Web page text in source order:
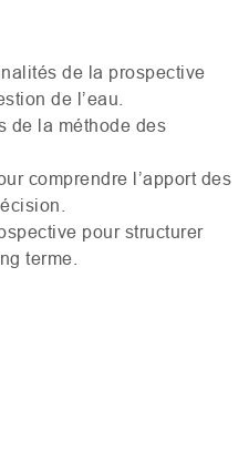
de la prospective
de l’eau.
de la méthode des
comprendre l’apport des
pour structurer
terme.